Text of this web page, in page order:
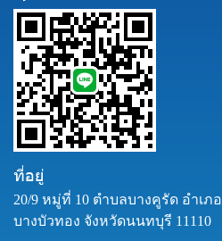
ที่อยู่
20/9 หมู่ที่ 10 ตำบลบางคูรัด อำเภอ
บางบัวทอง จังหวัดนนทบุรี 11110